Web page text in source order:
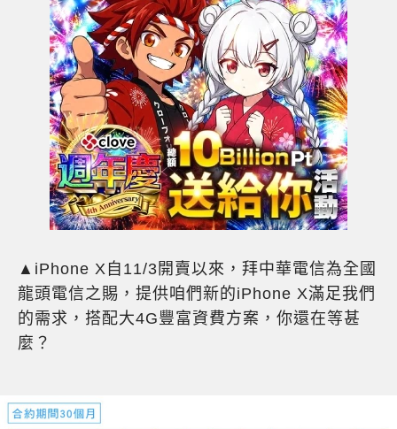
▲iPhone X自11/3開賣以來，拜中華電信為全國
龍頭電信之賜，提供咱們新的iPhone X滿足我們
的需求，搭配大4G豐富資費方案，你還在等甚
麼？